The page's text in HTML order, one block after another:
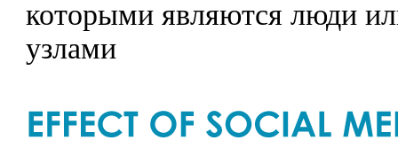
которыми являются люди
узлами